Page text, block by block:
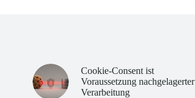
Cookie-Consent ist
Voraussetzung nachgelagerter
Verarbeitung